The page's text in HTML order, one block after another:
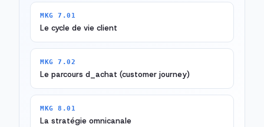
MKG 7.01
Le cycle de vie client
MKG 7.02
Le parcours d_achat (customer journey)
MKG 8.01
La stratégie omnicanale